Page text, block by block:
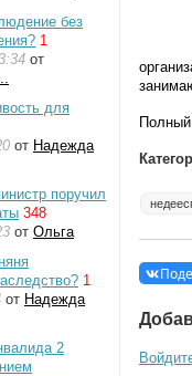
Полный
без
1
от
для
от Надежда
поручил
348
от Ольга
1
от Надежда
2